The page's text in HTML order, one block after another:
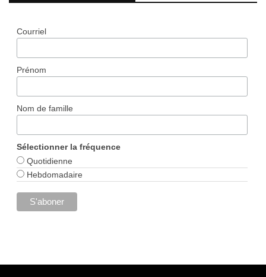
Courriel
Prénom
Nom de famille
Sélectionner la fréquence
Quotidienne
Hebdomadaire